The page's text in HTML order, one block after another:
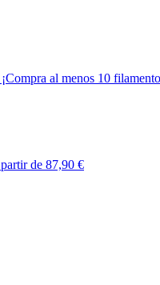
al menos 10
de 87,90 €